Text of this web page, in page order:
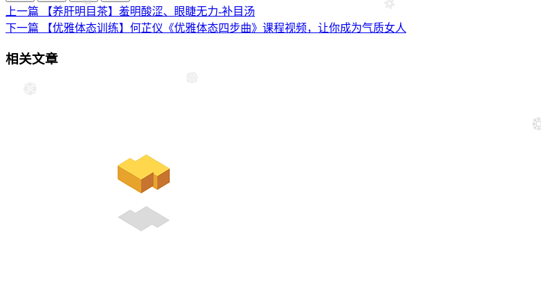
上一篇
【养肝明目茶】羞明酸涩、眼睫无力-补目汤
下一篇
【优雅体态训练】何芷仪《优雅体态四步曲》课程视频，让你成为气质女人
相关文章